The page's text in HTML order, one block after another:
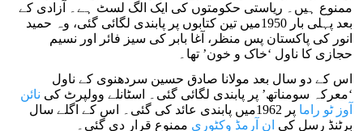
ممنوع ہیں۔ ریاستی حکومتوں کی ایک الگ لسٹ ہے۔ آزادی کے
بعد پہلی بار 1950میں تین کتابوں پر پابندی لگائی گئی، وہ حمید
انور کی پاکستان پس منظر، آغا بابر کی سیز فائر اور نسیم
حجازی کا ناول ‘خاک و خون’ تھا۔
اس کے دو سال بعد مولانا صادق حسین سردھنوی کے ناول
‘معرکہ سومناتھ’ پر پابندی لگائی گئی۔ اسٹانلے وولپرٹ کی نائن
آوز ٹو راما
پر 1962میں پابندی عائد کی گئی۔ اس کے اگلے سال
برٹنڈ رسل کی ان آرمڈ وکٹوری ممنوع قرار دی گئی۔